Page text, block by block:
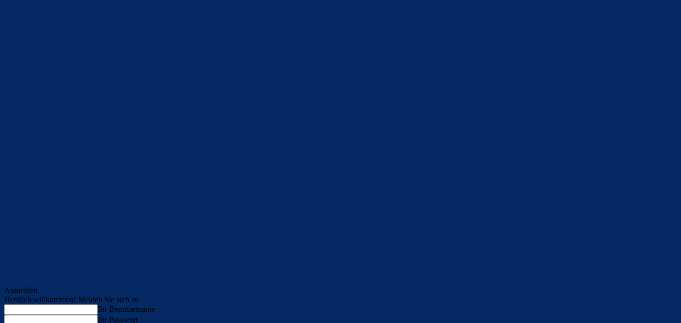
Anmelden
Herzlich willkommen! Melden Sie sich an
Ihr Benutzername
Ihr Passwort